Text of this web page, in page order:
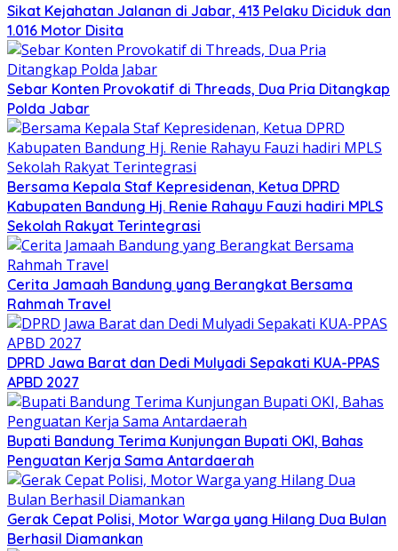
Sikat Kejahatan Jalanan di Jabar, 413 Pelaku Diciduk dan
1.016 Motor Disita
Sebar Konten Provokatif di Threads, Dua Pria Ditangkap
Polda Jabar
Bersama Kepala Staf Kepresidenan, Ketua DPRD
Kabupaten Bandung Hj. Renie Rahayu Fauzi hadiri MPLS
Sekolah Rakyat Terintegrasi
Cerita Jamaah Bandung yang Berangkat Bersama
Rahmah Travel
DPRD Jawa Barat dan Dedi Mulyadi Sepakati KUA-PPAS
APBD 2027
Bupati Bandung Terima Kunjungan Bupati OKI, Bahas
Penguatan Kerja Sama Antardaerah
Gerak Cepat Polisi, Motor Warga yang Hilang Dua Bulan
Berhasil Diamankan